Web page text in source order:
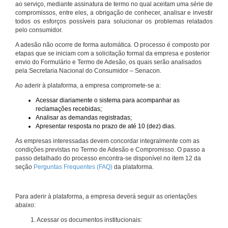
ao serviço, mediante assinatura de termo no qual aceitam uma série de
compromissos, entre eles, a obrigação de conhecer, analisar e investir
todos os esforços possíveis para solucionar os problemas relatados
pelo consumidor.
A adesão não ocorre de forma automática. O processo é composto por
etapas que se iniciam com a solicitação formal da empresa e posterior
envio do Formulário e Termo de Adesão, os quais serão analisados
pela Secretaria Nacional do Consumidor – Senacon.
Ao aderir à plataforma, a empresa compromete-se a:
Acessar diariamente o sistema para acompanhar as
reclamações recebidas;
Analisar as demandas registradas;
Apresentar resposta no prazo de até 10 (dez) dias.
As empresas interessadas devem concordar integralmente com as
condições previstas no Termo de Adesão e Compromisso. O passo a
passo detalhado do processo encontra-se disponível no item 12 da
seção Perguntas Frequentes (FAQ) da plataforma.
Para aderir à plataforma, a empresa deverá seguir as orientações
abaixo:
1. Acessar os documentos institucionais: